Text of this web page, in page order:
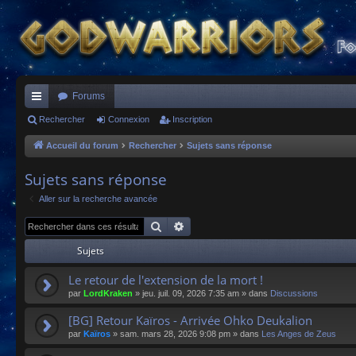
ac
co
s
Forums
Rechercher Connexion Inscription
Accueil du forum Rechercher Sujets sans réponse
Sujets sans réponse
Aller sur la recherche avancée
Rechercher
Sujets
Le retour de l'extension de la mort !
par LordKraken » jeu. juil. 09, 2026 7:35 am » dans Discussions
[BG] Retour Kaïros - Arrivée Ohko Deukalion
par Kaïros » sam. mars 28, 2026 9:08 pm » dans Les Anges de Zeus